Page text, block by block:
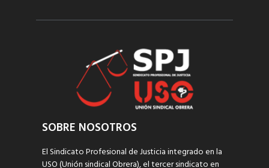
SOBRE NOSOTROS
El Sindicato Profesional de Justicia integrado en la
USO (Unión sindical Obrera), el tercer sindicato en